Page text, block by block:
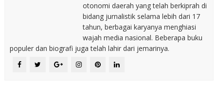
otonomi daerah yang telah berkiprah di
bidang jurnalistik selama lebih dari 17
tahun, berbagai karyanya menghiasi
wajah media nasional. Beberapa buku
populer dan biografi juga telah lahir dari jemarinya.